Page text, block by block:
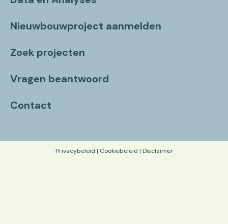
Nieuwbouwproject aanmelden
Zoek projecten
Vragen beantwoord
Contact
Privacybeleid | Cookiebeleid | Disclaimer